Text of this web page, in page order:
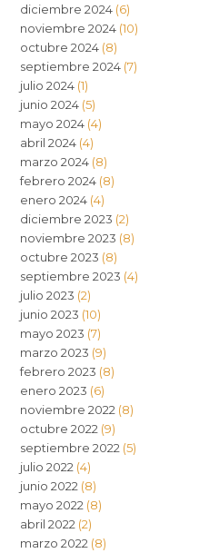
diciembre 2024 (6)
noviembre 2024 (10)
octubre 2024 (8)
septiembre 2024 (7)
julio 2024 (1)
junio 2024 (5)
mayo 2024 (4)
abril 2024 (4)
marzo 2024 (8)
febrero 2024 (8)
enero 2024 (4)
diciembre 2023 (2)
noviembre 2023 (8)
octubre 2023 (8)
septiembre 2023 (4)
julio 2023 (2)
junio 2023 (10)
mayo 2023 (7)
marzo 2023 (9)
febrero 2023 (8)
enero 2023 (6)
noviembre 2022 (8)
octubre 2022 (9)
septiembre 2022 (5)
julio 2022 (4)
junio 2022 (8)
mayo 2022 (8)
abril 2022 (2)
marzo 2022 (8)